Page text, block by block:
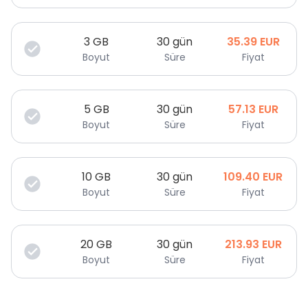
3GB
Boyut
30 gün
Süre
35.39 EUR
Fiyat
5 GB
Boyut
30 gün
Süre
57.13 EUR
Fiyat
10GB
Boyut
30 gün
Süre
109.40 EUR
Fiyat
20GB
Boyut
30 gün
Süre
213.93 EUR
Fiyat